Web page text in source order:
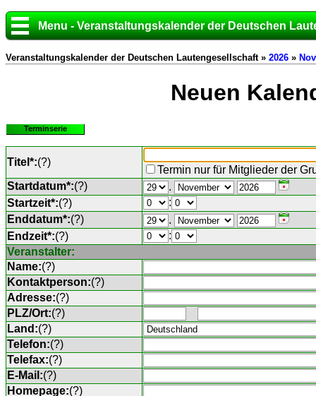
Menu - Veranstaltungskalender der Deutschen
Veranstaltungskalender der Deutschen Lautengesellschaft » 2026 »
Neuen
Terminserie
Titel*:(?)
Termin nur für Mitglieder der
Startdatum*:(?)
.
Startzeit*:(?)
:
Enddatum*:(?)
.
Endzeit*:(?)
:
Veranstalter:
Name:(?)
Kontaktperson:(?)
Adresse:(?)
PLZ/Ort:(?)
Land:(?)
Telefon:(?)
Telefax:(?)
E-Mail:(?)
Homepage:(?)